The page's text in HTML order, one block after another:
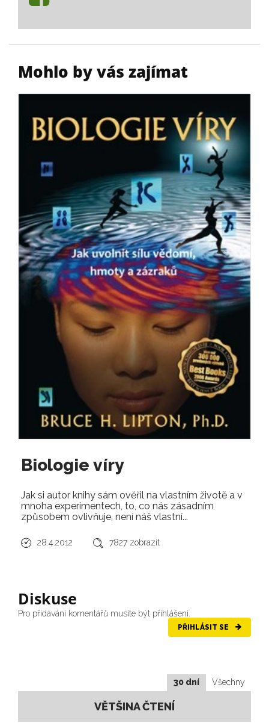
Mohlo by vás zajímat
Biologie víry
Jak si autor knihy sám ověřil na vlastním životě a v
mnoha experimentech, to, co nás zásadním
způsobem ovlivňuje, není náš vlastní...
28.4.2012 7827 zobrazit
Diskuse
Pro přidávání komentářů musíte být přihlášeni.
PŘIHLÁSIT SE
30 dní Všechny
VĚTŠINA ČTENÍ